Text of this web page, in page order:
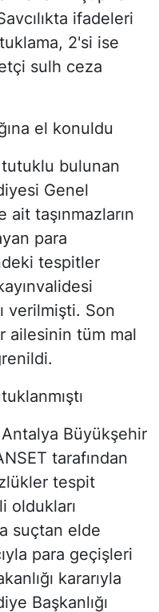
ifadeleri
2'si ise
sulh ceza
el konuldu
tutuklu bulunan
Genel
taşınmazların
para
tespitler
verilmişti. Son
ailesinin tüm mal
Büyükşehir
tarafından
tespit
oldukları
suçtan elde
para geçişleri
kararıyla
Başkanlığı